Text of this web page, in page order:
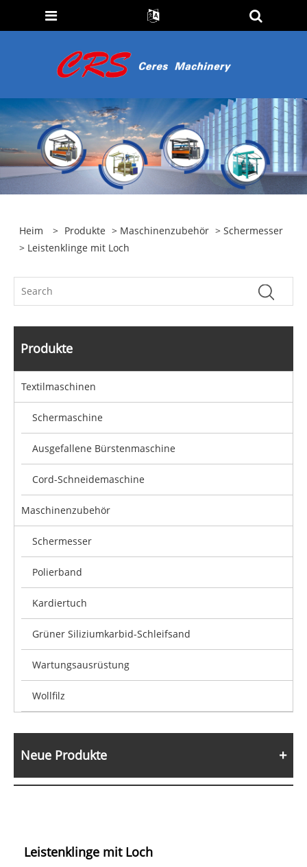
Heim > Produkte > Maschinenzubehör >Schermesser
> Leistenklinge mit Loch
Produkte
Textilmaschinen
Schermaschine
Ausgefallene Bürstenmaschine
Cord-Schneidemaschine
Maschinenzubehör
Schermesser
Polierband
Kardiertuch
Grüner Siliziumkarbid-Schleifsand
Wartungsausrüstung
Wollfilz
Neue Produkte
Leistenklinge mit Loch